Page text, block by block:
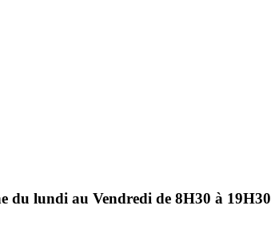
du lundi au Vendredi de 8H30 à 19H30